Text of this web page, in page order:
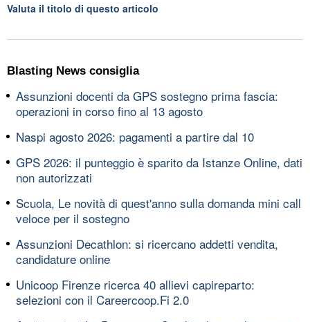
Valuta il titolo di questo articolo
Blasting News consiglia
Assunzioni docenti da GPS sostegno prima fascia:
operazioni in corso fino al 13 agosto
Naspi agosto 2026: pagamenti a partire dal 10
GPS 2026: il punteggio è sparito da Istanze Online, dati
non autorizzati
Scuola, Le novità di quest'anno sulla domanda mini call
veloce per il sostegno
Assunzioni Decathlon: si ricercano addetti vendita,
candidature online
Unicoop Firenze ricerca 40 allievi capireparto:
selezioni con il Careercoop.Fi 2.0